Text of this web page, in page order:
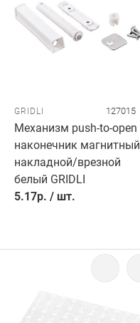
GRIDLI 127015
Механизм push-to-open
наконечник магнитный
накладной/врезной
белый GRIDLI
5.17р. / шт.